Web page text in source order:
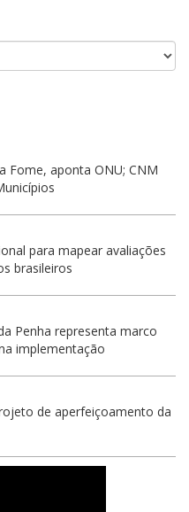
Fome, aponta ONU; CNM
para mapear avaliações
brasileiros
Penha representa marco
implementação
de aperfeiçoamento da